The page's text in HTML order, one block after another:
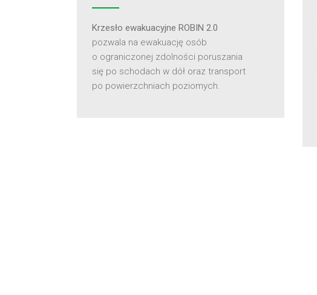
Krzesło ewakuacyjne ROBIN 2.0
pozwala na ewakuację osób
o ograniczonej zdolności poruszania
się po schodach w dół oraz transport
po powierzchniach poziomych.